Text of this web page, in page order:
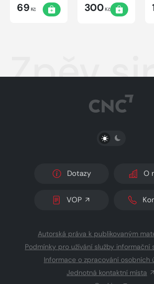
69 Kč 300Kč
Zpěv
PŘEPNOUT
Dotazy O
VOP
Autorská práva k publikovaným
Podmínky pro užívání služby informační
Informace o zpracování osobních
Jednotná kontaktní místa